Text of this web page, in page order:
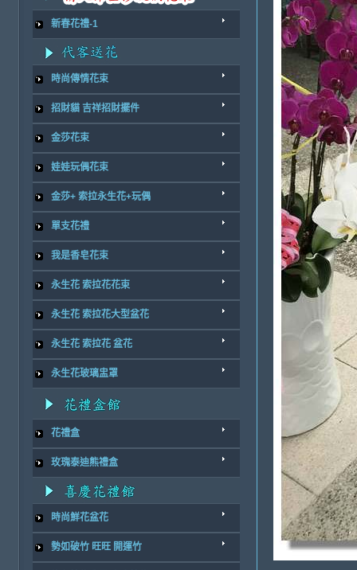
新春花禮-1
時尚傳情花束
招財貓 吉祥招財擺件
金莎花束
娃娃玩偶花束
金莎+ 索拉永生花+玩偶
單支花禮
我是香皂花束
永生花 索拉花花束
永生花 索拉花大型盆花
永生花 索拉花 盆花
永生花玻璃盅罩
花禮盒
玫瑰泰迪熊禮盒
時尚鮮花盆花
勢如破竹 旺旺 開運竹